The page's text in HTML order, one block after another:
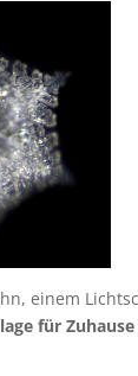
einem
für